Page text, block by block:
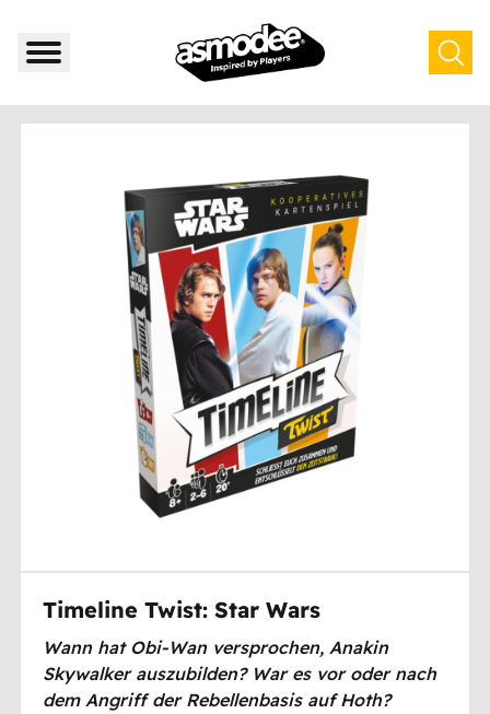
Timeline Twist: Star Wars
Wann hat Obi-Wan versprochen, Anakin
Skywalker auszubilden? War es vor oder nach
dem Angriff der Rebellenbasis auf Hoth?